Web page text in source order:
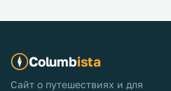
Columbista
Сайт о путешествиях и для